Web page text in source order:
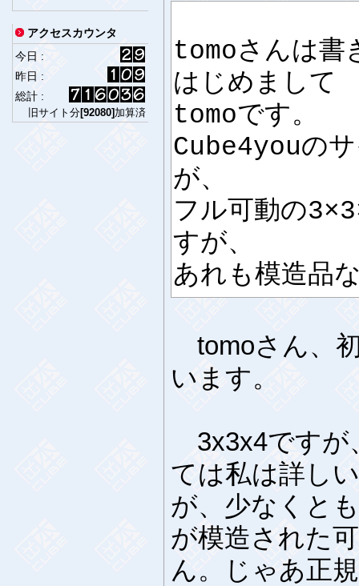
アクセスカウンタ
今日 :
昨日 :
総計 :
旧サイト分[92080] 加算済
tomoさんは書
はじめまして
tomoです。
Cube4youの
が、
フル可動の
すが、
あれも模造品
tomoさん、
います。
3x3x4ですが
ては私は詳し
が、少なくと
が模造された
ん。じゃあ正